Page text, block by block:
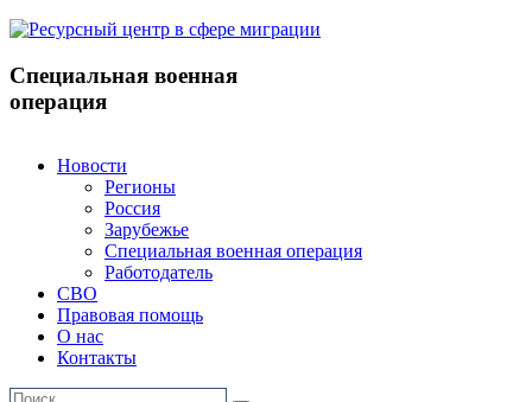
Специальная военная
операция
Новости
Регионы
Россия
Зарубежье
Специальная военная операция
Работодатель
СВО
Правовая помощь
О нас
Контакты